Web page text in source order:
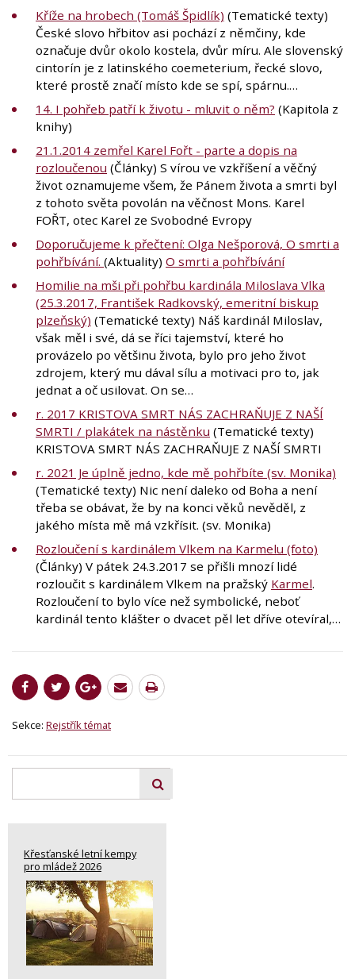
Kříže na hrobech (Tomáš Špidlík) (Tematické texty)
České slovo hřbitov asi pochází z němčiny, kde
označuje dvůr okolo kostela, dvůr míru. Ale slovenský
cintorín je z latinského coemeterium, řecké slovo,
které prostě značí místo kde se spí, spárnu.…
14. I pohřeb patří k životu - mluvit o něm? (Kapitola z
knihy)
21.1.2014 zemřel Karel Fořt - parte a dopis na
rozloučenou (Články) S vírou ve vzkříšení a věčný
život oznamujeme všem, že Pánem života a smrti byl
z tohoto světa povolán na věčnost Mons. Karel
FOŘT, otec Karel ze Svobodné Evropy
Doporučujeme k přečtení: Olga Nešporová, O smrti a
pohřbívání. (Aktuality) O smrti a pohřbívání
Homilie na mši při pohřbu kardinála Miloslava Vlka
(25.3.2017, František Radkovský, emeritní biskup
plzeňský) (Tematické texty) Náš kardinál Miloslav,
však měl i své, dá se říci tajemství, které ho
provázelo po většinu života, bylo pro jeho život
zdrojem, který mu dával sílu a motivaci pro to, jak
jednat a oč usilovat. On se…
r. 2017 KRISTOVA SMRT NÁS ZACHRAŇUJE Z NAŠÍ
SMRTI / plakátek na nástěnku (Tematické texty)
KRISTOVA SMRT NÁS ZACHRAŇUJE Z NAŠÍ SMRTI
r. 2021 Je úplně jedno, kde mě pohřbíte (sv. Monika)
(Tematické texty) Nic není daleko od Boha a není
třeba se obávat, že by na konci věků nevěděl, z
jakého místa mě má vzkřísit. (sv. Monika)
Rozloučení s kardinálem Vlkem na Karmelu (foto)
(Články) V pátek 24.3.2017 se přišli mnozí lidé
rozloučit s kardinálem Vlkem na pražský Karmel.
Rozloučení to bylo více než symbolické, neboť
kardinál tento klášter o dvacet pěl let dříve otevíral,…
Sekce: Rejstřík témat
Křesťanské letní kempy
pro mládež 2026